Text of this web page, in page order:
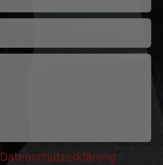
Datenschutzerklärung